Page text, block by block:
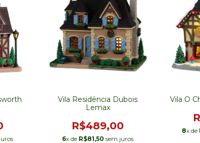
Vila Residência Dubois
Lemax
R$489,00
6x de R$81,50 sem juros
Vila O
8x de